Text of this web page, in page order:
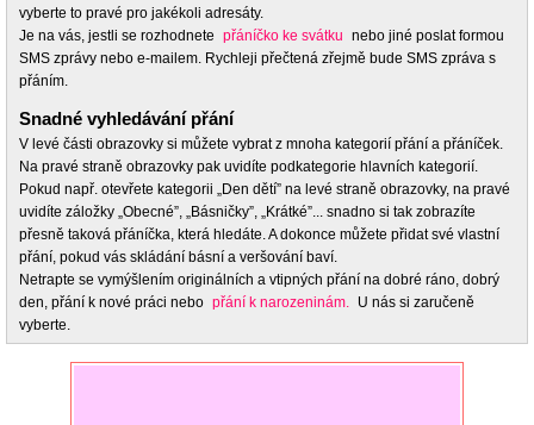
vyberte to pravé pro jakékoli adresáty.
Je na vás, jestli se rozhodnete přáníčko ke svátku nebo jiné poslat formou
SMS zprávy nebo e-mailem. Rychleji přečtená zřejmě bude SMS zpráva s
přáním.
Snadné vyhledávání přání
V levé části obrazovky si můžete vybrat z mnoha kategorií přání a přáníček.
Na pravé straně obrazovky pak uvidíte podkategorie hlavních kategorií.
Pokud např. otevřete kategorii „Den dětí” na levé straně obrazovky, na pravé
uvidíte záložky „Obecné”, „Básničky”, „Krátké”... snadno si tak zobrazíte
přesně taková přáníčka, která hledáte. A dokonce můžete přidat své vlastní
přání, pokud vás skládání básní a veršování baví.
Netrapte se vymýšlením originálních a vtipných přání na dobré ráno, dobrý
den, přání k nové práci nebo přání k narozeninám. U nás si zaručeně
vyberte.